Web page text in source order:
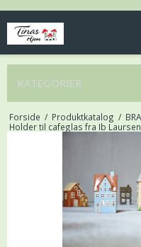
KATEGORIER
Forside / Produktkatalog /
Holder til cafeglas fra Ib Laursen